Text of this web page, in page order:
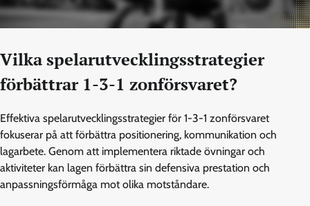
Vilka spelarutvecklingsstrategier
förbättrar 1-3-1 zonförsvaret?
Effektiva spelarutvecklingsstrategier för 1-3-1 zonförsvaret
fokuserar på att förbättra positionering, kommunikation och
lagarbete. Genom att implementera riktade övningar och
aktiviteter kan lagen förbättra sin defensiva prestation och
anpassningsförmåga mot olika motståndare.